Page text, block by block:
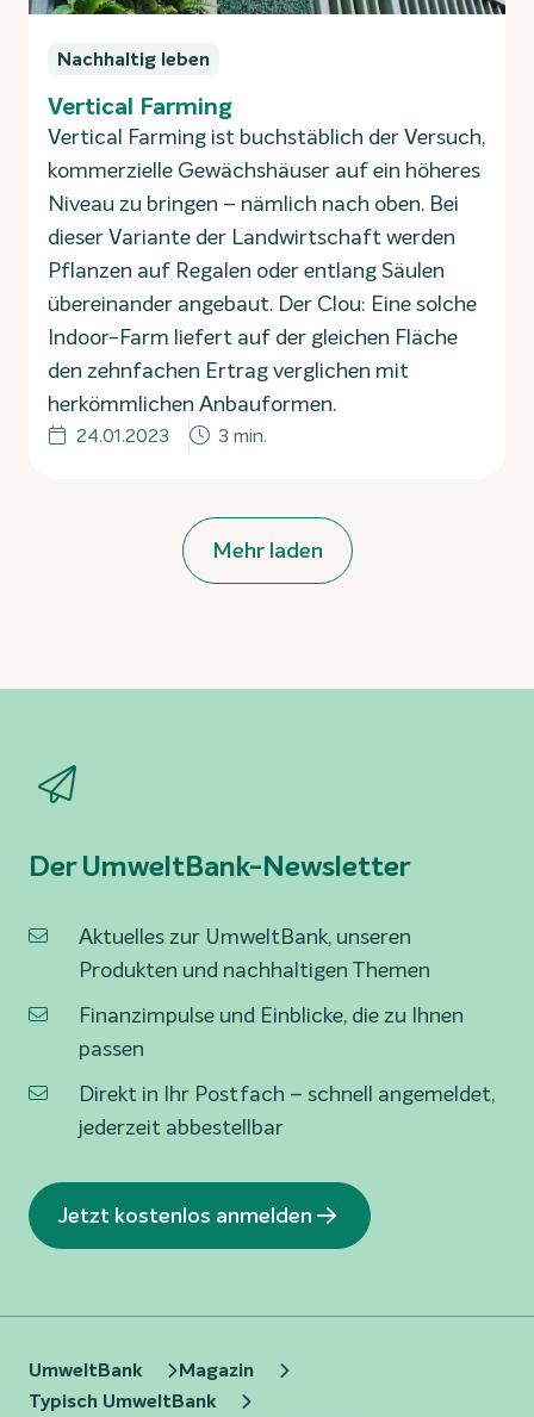
Nachhaltig leben
Vertical Farming
Vertical Farming ist buchstäblich der Versuch,
kommerzielle Gewächshäuser auf ein höheres
Niveau zu bringen – nämlich nach oben. Bei
dieser Variante der Landwirtschaft werden
Pflanzen auf Regalen oder entlang Säulen
übereinander angebaut. Der Clou: Eine solche
Indoor-Farm liefert auf der gleichen Fläche
den zehnfachen Ertrag verglichen mit
herkömmlichen Anbauformen.
24.01.2023 3 min.
Mehr laden
Der UmweltBank-Newsletter
Aktuelles zur UmweltBank, unseren
Produkten und nachhaltigen Themen
Finanzimpulse und Einblicke, die zu Ihnen
passen
Direkt in Ihr Postfach – schnell angemeldet,
jederzeit abbestellbar
Jetzt kostenlos anmelden
UmweltBank
Magazin
Typisch UmweltBank